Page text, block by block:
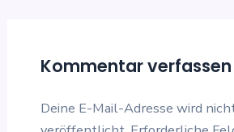
Kommentar verfassen
Deine E-Mail-Adresse wird